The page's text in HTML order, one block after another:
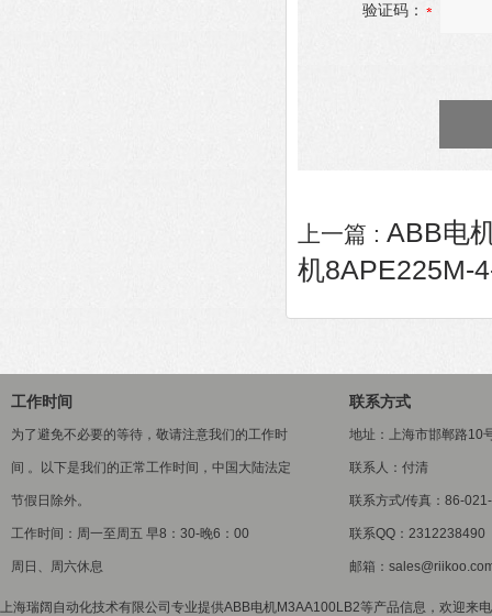
验证码：
上一篇 : ABB电
机8APE225M-
工作时间
为了避免不必要的等待，敬请注意我们的工作时
间 。以下是我们的正常工作时间，中国大陆法定
节假日除外。
工作时间：周一至周五 早8：30-晚6：00
周日、周六休息
联系方式
地址：上海市邯郸路10
联系人：付清
联系方式/传真：86-
联系QQ：2312238490
邮箱：
上海瑞阔自动化技术有限公司专业提供ABB电机M3AA100LB2等产品信息，欢迎来